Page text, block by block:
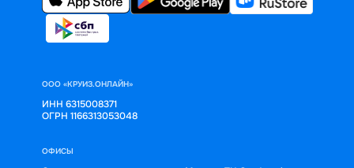
ООО «КРУИЗ.ОНЛАЙН»
ИНН 6315008371
ОГРН 1166313053048
ОФИСЫ